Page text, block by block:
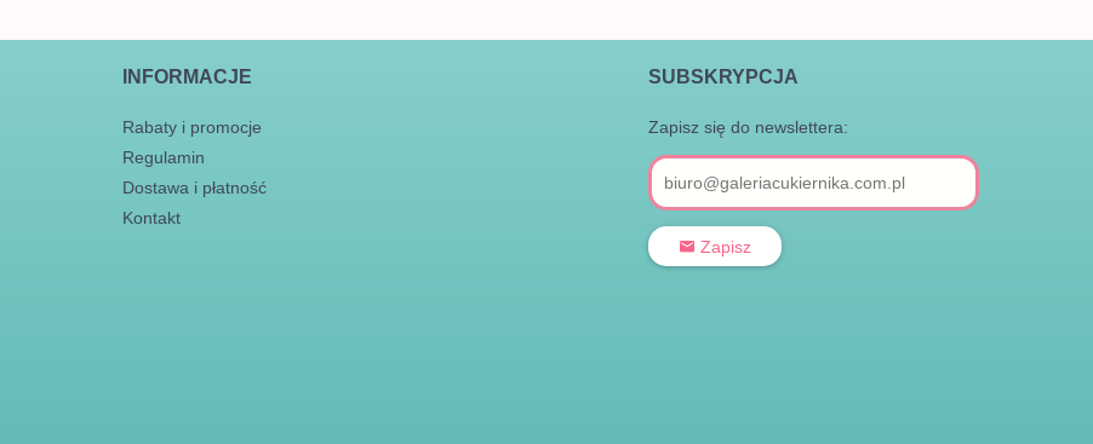
INFORMACJE
Rabaty i promocje
Regulamin
Dostawa i płatność
Kontakt
SUBSKRYPCJA
Zapisz się do newslettera:
Zapisz